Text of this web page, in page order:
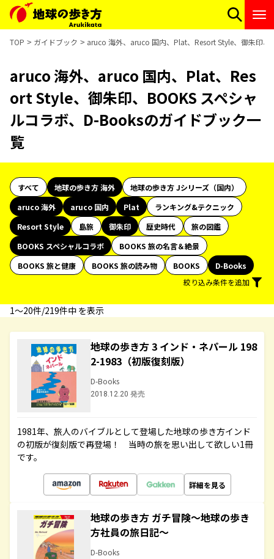
TOP ガイドブック aruco 海外、aruco 国内、Plat、Resort Style、御朱印
aruco 海外、aruco 国内、Plat、Res
ort Style、御朱印、BOOKS スペシャ
ルコラボ、D-Booksのガイドブック一
覧
すべて 地球の歩き方 海外
地球の歩き方 Jシリーズ（国内）
aruco 海外
aruco 国内 Plat
ランキング&テクニック
Resort Style
島旅 御朱印 歴史時代
旅の図鑑
BOOKS スペシャルコラボ
BOOKS 旅の名言＆絶景
BOOKS 旅と健康
BOOKS 旅の読み物 BOOKS
D-Books
絞り込み条件を追加
1〜20件/219件中 を表示
地球の歩き方 3 インド・ネパール 198
2-1983（初版復刻版）
D-Books
2018.12.20 発売
1981年、旅人のバイブルとして登場した地球の歩き方インド
の初版が復刻版で再登場！ 当時の旅を思い出して欲しい1冊
です。
詳細を見る
地球の歩き方 ガチ冒険～地球の歩き
方社員の旅日記～
D-Books